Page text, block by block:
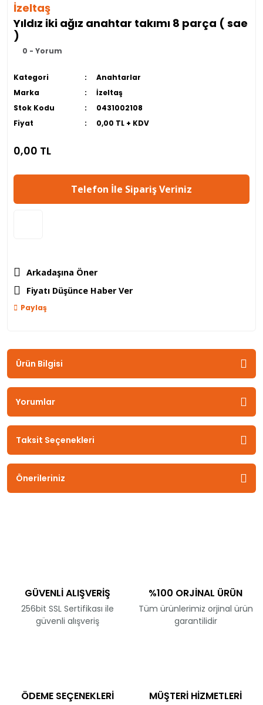
İzeltaş
Yıldız iki ağız anahtar takımı 8 parça ( sae
)
0 - Yorum
Kategori
Anahtarlar
Marka
İzeltaş
Stok Kodu
0431002108
Fiyat
0,00 TL + KDV
0,00 TL
Telefon İle Sipariş Veriniz
Arkadaşına Öner
Fiyatı Düşünce Haber Ver
Paylaş
Ürün Bilgisi
Yorumlar
Taksit Seçenekleri
Önerileriniz
GÜVENLİ ALIŞVERİŞ
256bit SSL Sertifikası ile
güvenli alışveriş
%100 ORJİNAL ÜRÜN
Tüm ürünlerimiz orjinal ürün
garantilidir
ÖDEME SEÇENEKLERİ MÜŞTERİ HİZMETLERİ